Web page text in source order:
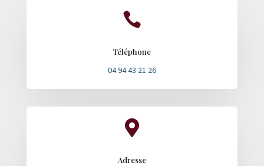

Téléphone
04 94 43 21 26

Adresse